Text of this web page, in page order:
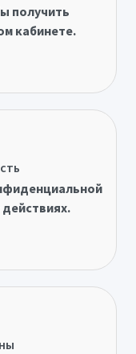
получить
кабинете.
действиях.